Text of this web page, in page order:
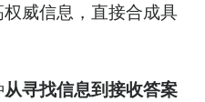
威信息，直接合成具
从寻找信息到接收答案